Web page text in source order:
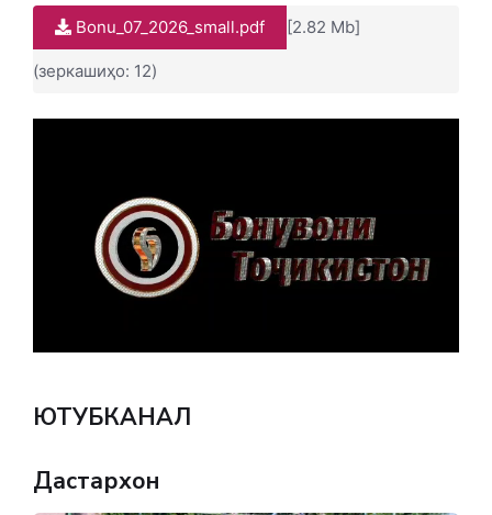
Bonu_07_2026_small.pdf [2.82 Mb]
(зеркашиҳо: 12)
ЮТУБКАНАЛ
Дастархон